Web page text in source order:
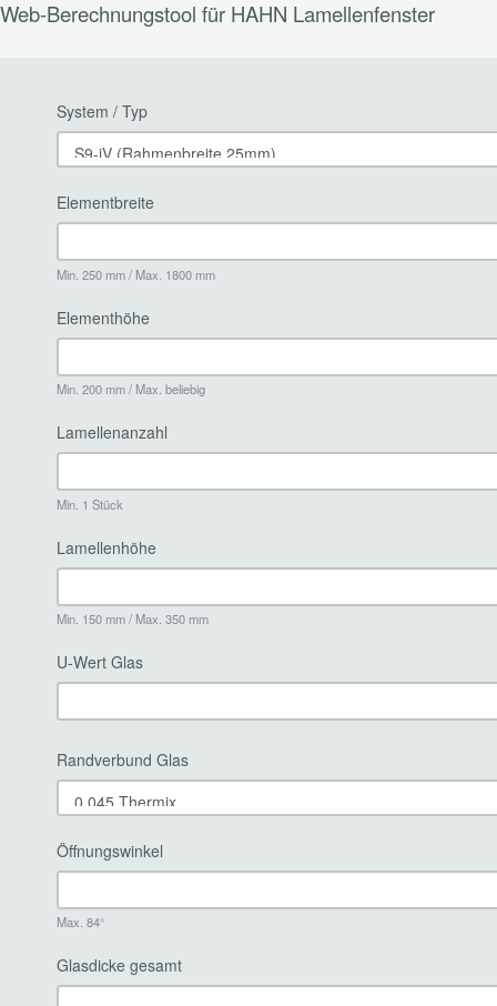
Web-Berechnungstool für HAHN Lamellenfenster
System / Typ
Elementbreite
Min. 250 mm / Max. 1800 mm
Elementhöhe
Min. 200 mm / Max. beliebig
Lamellenanzahl
Min. 1 Stück
Lamellenhöhe
Min. 150 mm / Max. 350 mm
U-Wert Glas
Randverbund Glas
Öffnungswinkel
Max. 84°
Glasdicke gesamt